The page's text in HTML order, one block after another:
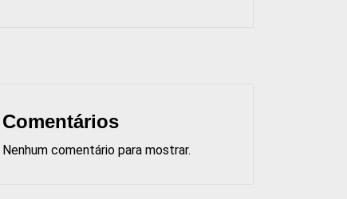
Comentários
Nenhum comentário para mostrar.